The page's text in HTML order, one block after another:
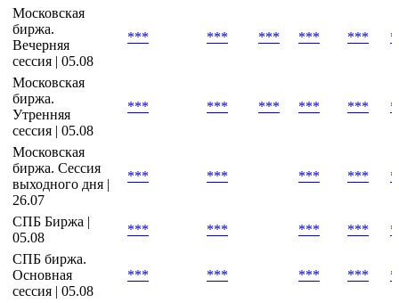
Московская
биржа.
Вечерняя
сессия | 05.08
*** *** *** *** ***
Московская
биржа.
Утренняя
сессия | 05.08
*** *** *** *** ***
Московская
биржа. Сессия
выходного дня |
26.07
*** *** *** ***
СПБ Биржа |
05.08
*** *** *** ***
СПБ биржа.
Основная
сессия | 05.08
*** *** *** ***